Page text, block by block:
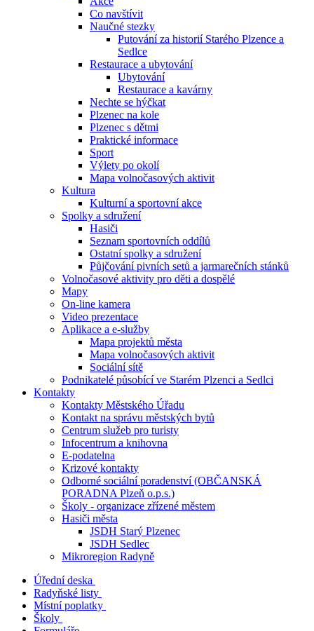
Co navštívit
Naučné stezky
Putování za historií Starého Plzence a
Sedlce
Restaurace a ubytování
Ubytování
Restaurace a kavárny
Nechte se hýčkat
Plzenec na kole
Plzenec s dětmi
Praktické informace
Sport
Výlety po okolí
Mapa volnočasových aktivit
Kultura
Kulturní a sportovní akce
Spolky a sdružení
Hasiči
Seznam sportovních oddílů
Ostatní spolky a sdružení
Půjčování pivních setů a jarmarečních stánků
Volnočasové aktivity pro děti a dospělé
Mapy
On-line kamera
Video prezentace
Aplikace a e-služby
Mapa projektů města
Mapa volnočasových aktivit
Sociální sítě
Podnikatelé působící ve Starém Plzenci a Sedlci
Kontakty
Kontakty Městského Úřadu
Kontakt na správu městských bytů
Centrum služeb pro turisty
Infocentrum a knihovna
E-podatelna
Krizové kontakty
Odborné sociální poradenství (OBČANSKÁ
PORADNA Plzeň o.p.s.)
Školy - organizace zřízené městem
Hasiči města
JSDH Starý Plzenec
JSDH Sedlec
Mikroregion Radyně
Úřední deska
Radyňské listy
Místní poplatky
Školy